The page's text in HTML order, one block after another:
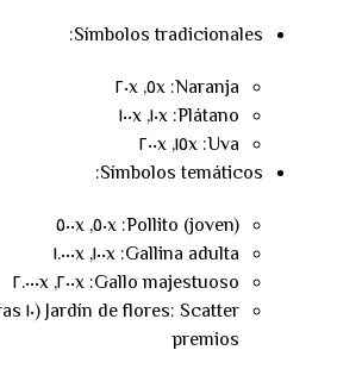
Símbolos tradicionales:
Naranja: ٥x, ٢٠x
Plátano: ١٠x, ١٠٠x
Uva: ١٥x, ٢٠٠x
Símbolos temáticos:
Pollito (joven): ٥٠x, ٥٠٠x
Gallina adulta: ١٠٠x, ١.٠٠٠x
Gallo majestuoso: ٢٠٠x, ٢.٠٠٠x
premios